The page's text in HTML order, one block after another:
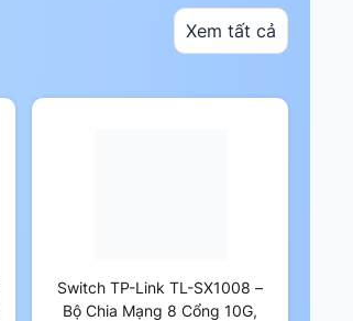
Xem tất cả
Switch TP-Link TL-SX1008 –
Bộ Chia Mạng 8 Cổng 10G,